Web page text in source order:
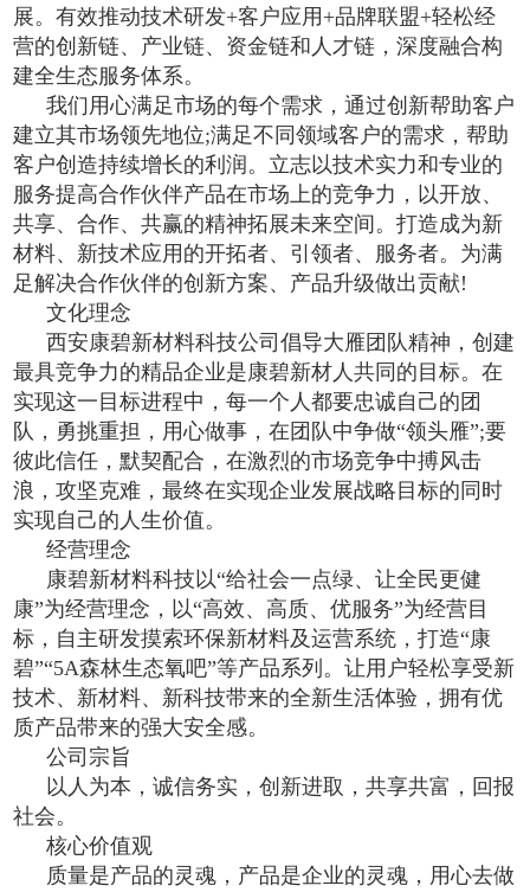
展。有效推动技术研发+客户应用+品牌联盟+轻松经
营的创新链、产业链、资金链和人才链，深度融合构
建全生态服务体系。
我们用心满足市场的每个需求，通过创新帮助客户
建立其市场领先地位;满足不同领域客户的需求，帮助
客户创造持续增长的利润。 立志以技术实力和专业的
服务提高合作伙伴产品在市场上的竞争力，以开放、
共享、合作、共赢的精神拓展未来空间。打造成为新
材料、新技术应用的开拓者、引领者、服务者。为满
足解决合作伙伴的创新方案、产品升级做出贡献!
文化理念
西安康碧新材料科技公司倡导大雁团队精神，创建
最具竞争力的精品企业是康碧新材人共同的目标。在
实现这一目标进程中，每一个人都要忠诚自己的团
队，勇挑重担，用心做事，在团队中争做“领头雁”;要
彼此信任，默契配合，在激烈的市场竞争中搏风击
浪，攻坚克难，最终在实现企业发展战略目标的同时
实现自己的人生价值。
经营理念
康碧新材料科技以“给社会一点绿、让全民更健
康”为经营理念，以“高效、高质、优服务”为经营目
标，自主研发摸索环保新材料及运营系统，打造“康
碧”“5A森林生态氧吧”等产品系列。让用户轻松享受新
技术、新材料、新科技带来的全新生活体验，拥有优
质产品带来的强大安全感。
公司宗旨
以人为本，诚信务实，创新进取，共享共富，回报
社会。
核心价值观
质量是产品的灵魂，产品是企业的灵魂，用心去做